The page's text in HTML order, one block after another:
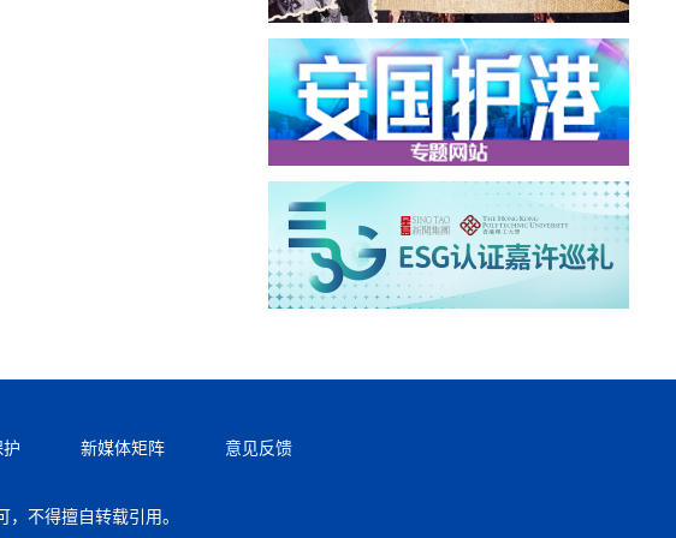
护 新媒体矩阵 意见反馈
不得擅自转载引用。